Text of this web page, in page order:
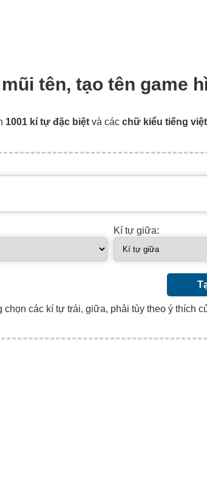
tên, tạo tên game
1001 kí tự đặc biệt và các chữ kiểu tiếng
Kí tự giữa:
chọn các kí tự trái, giữa, phải tùy theo ý thích